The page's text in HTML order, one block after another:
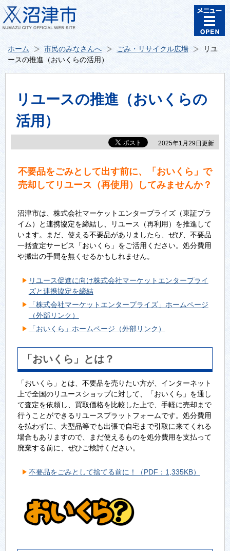
ホーム 市民のみなさんへ ごみ・リサイクル広場
リユ
ースの推進（おいくらの活用）
リユースの推進（おいくらの
活用）
2025年1月29日更新
不要品をごみとして出す前に、「おいくら」で
売却してリユース（再使用）してみませんか？
沼津市は、株式会社マーケットエンタープライズ（東証プラ
イム）と連携協定を締結し、リユース（再利用）を推進して
います。まだ、使える不要品がありましたら、ぜび、不要品
一括査定サービス「おいくら」をご活用ください。処分費用
や搬出の手間を無くせるかもしれません。
リユース促進に向け株式会社マーケットエンタープライ
ズと連携協定を締結
「株式会社マーケットエンタープライズ」ホームページ
（外部リンク）
「おいくら」ホームページ（外部リンク）
「おいくら」とは？
「おいくら」とは、不要品を売りたい方が、インターネット
上で全国のリユースショップに対して、「おいくら」を通し
て査定を依頼し、買取価格を比較した上で、手軽に売却まで
行うことができるリユースプラットフォームです。処分費用
を払わずに、大型品等でも出張で自宅まで引取に来てくれる
場合もありますので、まだ使えるものを処分費用を支払って
廃棄する前に、ぜひご検討ください。
不要品をごみとして捨てる前に！（PDF：1,335KB）